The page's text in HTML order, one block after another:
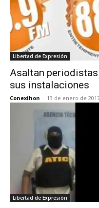
Libertad de Expresión
Asaltan
sus instalaciones
Conexihon - 13 de enero de
Libertad de Expresión